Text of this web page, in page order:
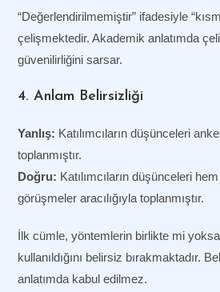
“Değerlendirilmemiştir” ifadesiyle
çelişmektedir. Akademik anlatımda
güvenilirliğini sarsar.
4. Anlam Belirsizliği
Yanlış: Katılımcıların düşünceleri
toplanmıştır.
Doğru: Katılımcıların düşünceleri
görüşmeler aracılığıyla toplanmıştır.
İlk cümle, yöntemlerin birlikte mi yoksa
kullanıldığını belirsiz bırakmaktadır.
anlatımda kabul edilmez.